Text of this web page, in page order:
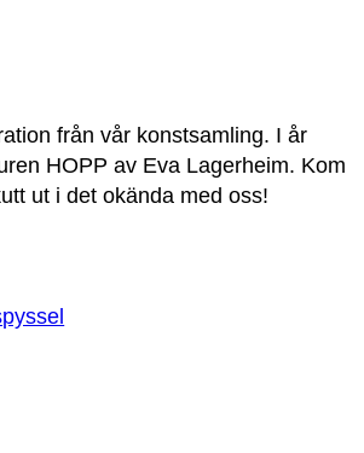
från vår konstsamling. I år
HOPP av Eva Lagerheim. Kom
ut i det okända med oss!